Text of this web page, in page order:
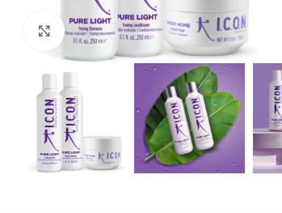
Spustelėkite norėdami padidinti